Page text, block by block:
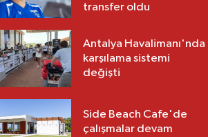
transfer oldu
Antalya Havalimanı'nda
karşılama sistemi
değişti
Side Beach Cafe'de
çalışmalar devam